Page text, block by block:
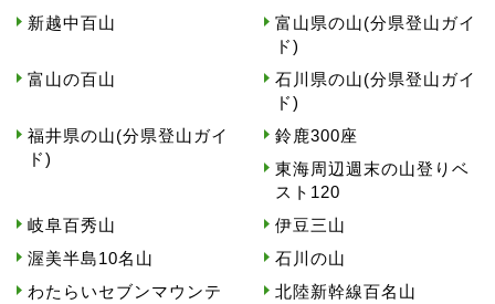
新越中百山
富山県の山(分県登山ガイ
ド)
富山の百山
石川県の山(分県登山ガイ
ド)
福井県の山(分県登山ガイ
ド)
鈴鹿300座
東海周辺週末の山登りベ
スト120
岐阜百秀山
伊豆三山
渥美半島10名山
石川の山
わたらいセブンマウンテ
北陸新幹線百名山